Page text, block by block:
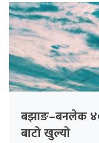
बझाङ–बनलेक
बाटो खुल्यो